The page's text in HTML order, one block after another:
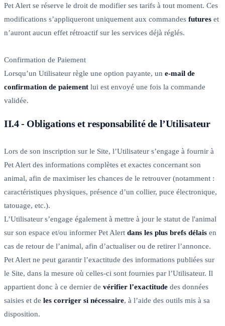
Pet Alert se réserve le droit de modifier ses tarifs à tout moment. Ces
modifications s’appliqueront uniquement aux commandes futures et
n’auront aucun effet rétroactif sur les services déjà réglés.
Confirmation de Paiement
Lorsqu’un Utilisateur règle une option payante, un e-mail de
confirmation de paiement lui est envoyé une fois la commande
validée.
II.4 - Obligations et responsabilité de l’Utilisateur
Lors de son inscription sur le Site, l’Utilisateur s’engage à fournir à
Pet Alert des informations complètes et exactes concernant son
animal, afin de maximiser les chances de le retrouver (notamment :
caractéristiques physiques, présence d’un collier, puce électronique,
tatouage, etc.).
L’Utilisateur s’engage également à mettre à jour le statut de l'animal
sur son espace et/ou informer Pet Alert dans les plus brefs délais en
cas de retour de l’animal, afin d’actualiser ou de retirer l’annonce.
Pet Alert ne peut garantir l’exactitude des informations publiées sur
le Site, dans la mesure où celles-ci sont fournies par l’Utilisateur. Il
appartient donc à ce dernier de vérifier l’exactitude des données
saisies et de les corriger si nécessaire, à l’aide des outils mis à sa
disposition.